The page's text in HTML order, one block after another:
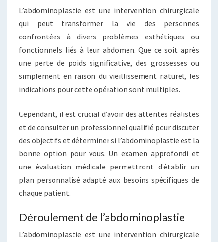
L’abdominoplastie est une intervention chirurgicale
qui peut transformer la vie des personnes
confrontées à divers problèmes esthétiques ou
fonctionnels liés à leur abdomen. Que ce soit après
une perte de poids significative, des grossesses ou
simplement en raison du vieillissement naturel, les
indications pour cette opération sont multiples.
Cependant, il est crucial d’avoir des attentes réalistes
et de consulter un professionnel qualifié pour discuter
des objectifs et déterminer si l’abdominoplastie est la
bonne option pour vous. Un examen approfondi et
une évaluation médicale permettront d’établir un
plan personnalisé adapté aux besoins spécifiques de
chaque patient.
Déroulement de l’abdominoplastie
L’abdominoplastie est une intervention chirurgicale